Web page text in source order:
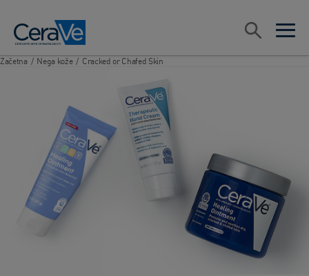
open
open
Search
Začetna / Nega kože / Cracked or Chafed Skin